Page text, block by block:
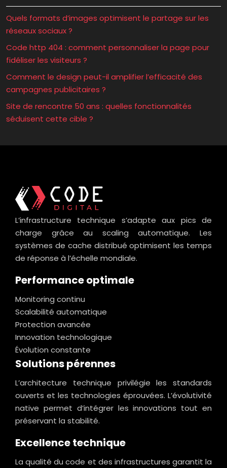
Quels formats d’images optimisent le partage sur les
réseaux sociaux ?
Code http 404 : comment personnaliser la page pour
fidéliser les visiteurs ?
Comment le design peut-il amplifier l’efficacité des
campagnes publicitaires ?
Site de rencontre 50 ans : quelles fonctionnalités
séduisent cette cible ?
L’infrastructure technique s’adapte aux pics de
charge grâce au scaling automatique. Les
systèmes de cache distribué optimisent les temps
de réponse à l’échelle mondiale.
Performance optimale
Monitoring continu
Scalabilité automatique
Protection avancée
Innovation technologique
Évolution constante
Solutions pérennes
L’architecture technique privilégie les standards
ouverts et les technologies éprouvées. L’évolutivité
native permet d’intégrer les innovations tout en
préservant la stabilité.
Excellence technique
La qualité du code et des infrastructures garantit la